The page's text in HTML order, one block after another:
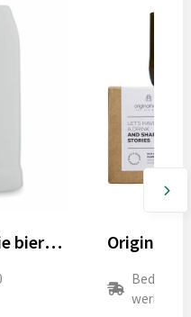
SUBLIER - Sublimatie bierpul 500 ml
Bedrukte